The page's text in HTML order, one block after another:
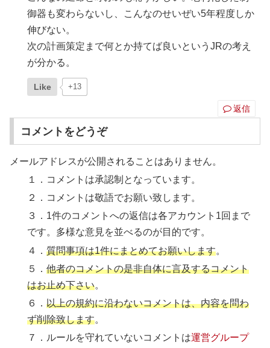
御器も変わらないし、こんなのせいぜい5年程度しか
伸びない。
次の計画策定まで何とか持てば良いというJRの考え
が分かる。
Like +13
返信
コメントをどうぞ
メールアドレスが公開されることはありません。
１．コメントは承認制となっています。
２．コメントは敬語でお願い致します。
３．1件のコメントへの返信は各アカウント1回まで
です。多様な意見を並べるのが目的です。
４．質問事項は1件にまとめてお願いします。
５．他者のコメントの是非自体に言及するコメント
はお止め下さい。
６．以上の規約に沿わないコメントは、内容を問わ
ず削除致します。
７．ルールを守れていないコメントは運営グループ